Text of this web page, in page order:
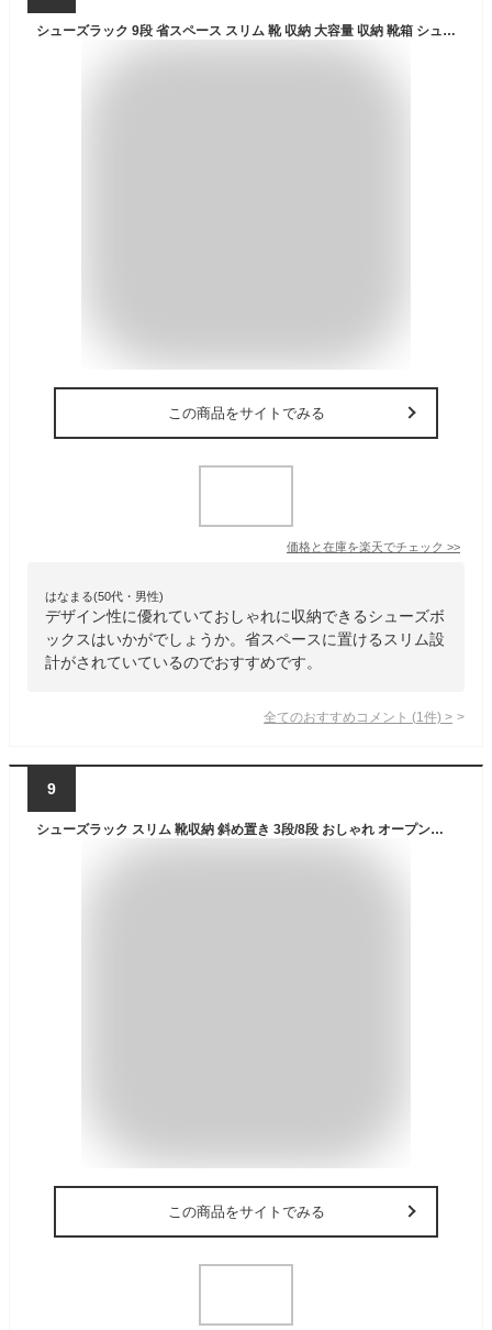
シューズラック 9段 省スペース スリム 靴 収納 大容量 収納 靴箱 シューズボックス 竹製 下駄箱 ラック 靴入れ 省スペース 玄関収納 シューズ棚 靴収納 一人暮らし スニーカー ディスプレイ 北欧 木目 シンプル モダン ナチュラル
この商品をサイトでみる
価格と在庫を楽天でチェック >>
はなまる(50代・男性)
デザイン性に優れていておしゃれに収納できるシューズボ
ックスはいかがでしょうか。省スペースに置けるスリム設
計がされていているのでおすすめです。
全てのおすすめコメント (1 件) >
9
シューズラック スリム 靴収納 斜め置き 3段/8段 おしゃれ オープンラック 玄関収納 靴入れ 靴棚 省スペース 下駄箱 スリム コンパクト 組立式 安定 軽量 滑り止め 耐久性 狭い空間向け 組立簡単 屋内 屋外 玄関 廊下 クローゼット アパート用 [並行輸入品]
この商品をサイトでみる